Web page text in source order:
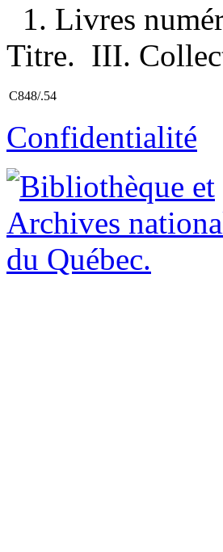
1. Livres
Titre. III.
C848/.54
Confidentialité